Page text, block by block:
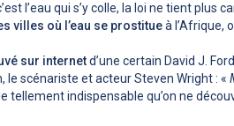
c’est l’eau qui s’y colle, la loi ne tient plus
villes où l’eau se prostitueà l’Afrique,
sur internetd’une certain David J.
le scénariste et acteur Steven Wright : «
tellement indispensable qu’on ne